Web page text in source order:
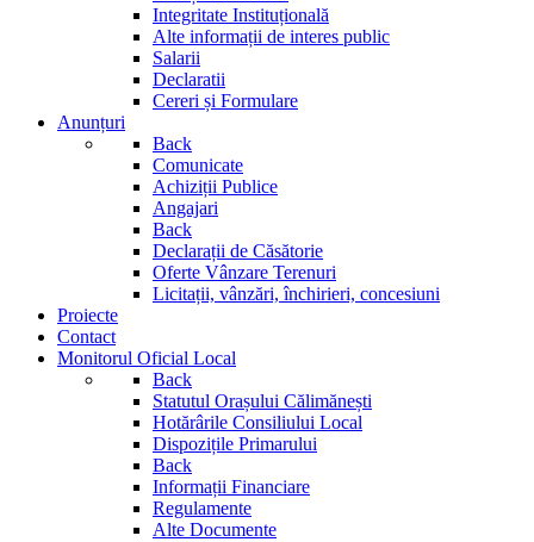
Integritate Instituțională
Alte informații de interes public
Salarii
Declaratii
Cereri și Formulare
Anunțuri
Back
Comunicate
Achiziții Publice
Angajari
Back
Declarații de Căsătorie
Oferte Vânzare Terenuri
Licitații, vânzări, închirieri, concesiuni
Proiecte
Contact
Monitorul Oficial Local
Back
Statutul Orașului Călimănești
Hotărârile Consiliului Local
Dispozițile Primarului
Back
Informații Financiare
Regulamente
Alte Documente